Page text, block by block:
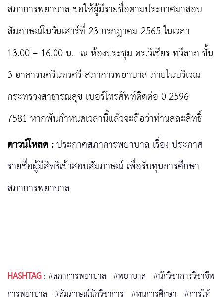
สภาการพยาบาล ขอให้ผู้มีรายชื่อตามประกาศมาสอบ
สัมภาษณ์ในวันเสาร์ที่ 23 กรกฎาคม 2565 ในเวลา
13.00 – 16.00 น. ณ ห้องประชุม ดร.วิเชียร ทวีลาภ ชั้น
3 อาคารนครินทรศรี สภาการพยาบาล ภายในบริเวณ
กระทรวงสาธารณสุข เบอร์โทรศัพท์ติดต่อ 0 2596
7581 หากพ้นกำหนดเวลานี้แล้วจะถือว่าท่านสละสิทธิ์
ดาวน์โหลด :ประกาศสภาการพยาบาล เรื่อง ประกาศ
รายชื่อผู้มีสิทธิเข้าสอบสัมภาษณ์ เพื่อรับทุนการศึกษา
สภาการพยาบาล
HASHTAG:#สภาการพยาบาล #พยาบาล #นักวิชาการวิชาชีพ